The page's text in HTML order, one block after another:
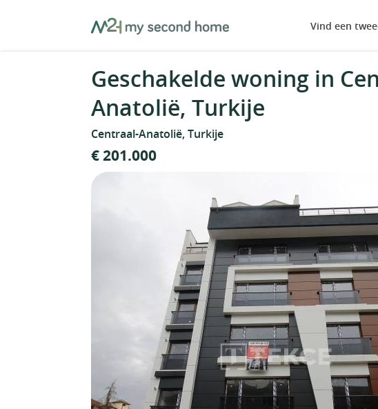
MySecondHome Vind een
Geschakelde woning in
Anatolië, Turkije
Centraal-Anatolië, Turkije
€ 201.000